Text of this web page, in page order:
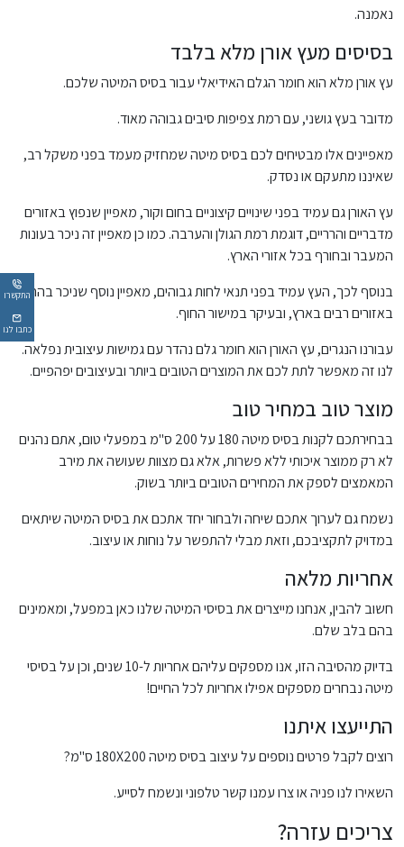
התקשרו
כתבו לנו
נאמנה.
בסיסים מעץ אורן מלא בלבד
עץ אורן מלא הוא חומר הגלם האידיאלי עבור בסיס המיטה שלכם.
מדובר בעץ גושני, עם רמת צפיפות סיבים גבוהה מאוד.
מאפיינים אלו מבטיחים לכם בסיס מיטה שמחזיק מעמד בפני משקל רב,
שאיננו מתעקם או נסדק.
עץ האורן גם עמיד בפני שינויים קיצוניים בחום וקור, מאפיין שנפוץ באזורים
מדבריים והרריים, דוגמת רמת הגולן והערבה. כמו כן מאפיין זה ניכר בעונות
המעבר ובחורף בכל אזורי הארץ.
בנוסף לכך, העץ עמיד בפני תנאי לחות גבוהים, מאפיין נוסף שניכר בהחלט
באזורים רבים בארץ, ובעיקר במישור החוף.
עבורנו הנגרים, עץ האורן הוא חומר גלם נהדר עם גמישות עיצובית נפלאה.
לנו זה מאפשר לתת לכם את המוצרים הטובים ביותר ובעיצובים יפהפיים.
מוצר טוב במחיר טוב
בבחירתכם לקנות בסיס מיטה 180 על 200 ס"מ במפעלי טום, אתם נהנים
לא רק ממוצר איכותי ללא פשרות, אלא גם מצוות שעושה את מירב
המאמצים לספק את המחירים הטובים ביותר בשוק.
נשמח גם לערוך אתכם שיחה ולבחור יחד אתכם את בסיס המיטה שיתאים
במדויק לתקציבכם, וזאת מבלי להתפשר על נוחות או עיצוב.
אחריות מלאה
חשוב להבין, אנחנו מייצרים את בסיסי המיטה שלנו כאן במפעל, ומאמינים
בהם בלב שלם.
בדיוק מהסיבה הזו, אנו מספקים עליהם אחריות ל-10 שנים, וכן על בסיסי
מיטה נבחרים מספקים אפילו אחריות לכל החיים!
התייעצו איתנו
רוצים לקבל פרטים נוספים על עיצוב בסיס מיטה 180X200 ס"מ?
השאירו לנו פניה או צרו עמנו קשר טלפוני ונשמח לסייע.
צריכים עזרה?